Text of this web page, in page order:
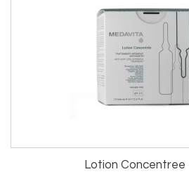
Lotion Concentree